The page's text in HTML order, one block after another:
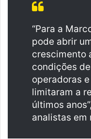
“Para a
pode abrir
crescimento
condições
operadoras
limitaram a
últimos
analistas em